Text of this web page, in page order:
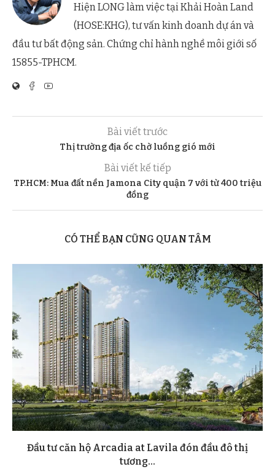
Hiện LONG làm việc tại Khải Hoàn Land
(HOSE:KHG), tư vấn kinh doanh dự án và
đầu tư bất động sản. Chứng chỉ hành nghề môi giới số
15855-TPHCM.
Bài viết trước
Thị trường địa ốc chờ luồng gió mới
Bài viết kế tiếp
TP.HCM: Mua đất nền Jamona City quận 7 với từ 400 triệu
đồng
CÓ THỂ BẠN CŨNG QUAN TÂM
Đầu tư căn hộ Arcadia at Lavila đón đầu đô thị
tương...